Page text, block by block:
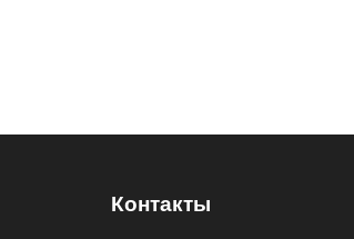
Контакты